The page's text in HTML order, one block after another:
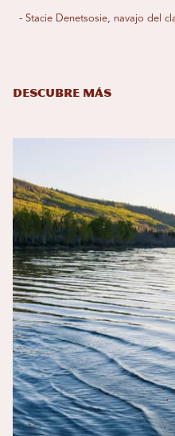
- Stacie Denetsosie, navajo del
DESCUBRE MÁS